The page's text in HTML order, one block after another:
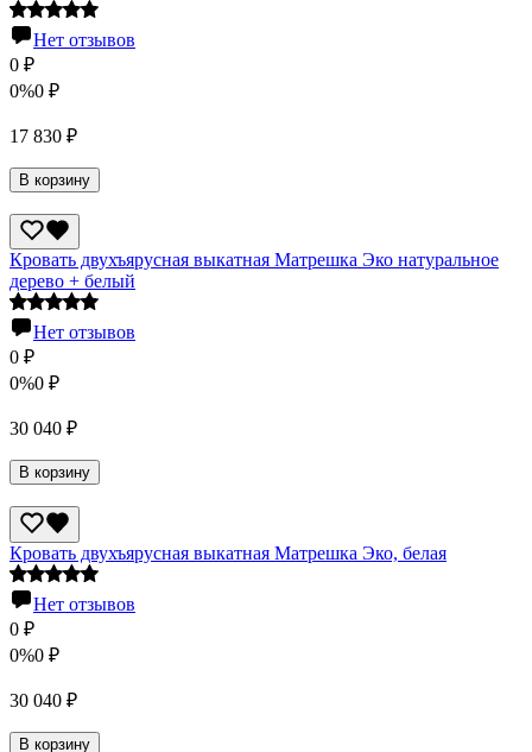
Нет отзывов
0 ₽
0%0 ₽
17 830 ₽
В корзину
Кровать двухъярусная выкатная Матрешка Эко натуральное
дерево + белый
Нет отзывов
0 ₽
0%0 ₽
30 040 ₽
В корзину
Кровать двухъярусная выкатная Матрешка Эко, белая
Нет отзывов
0 ₽
0%0 ₽
30 040 ₽
В корзину